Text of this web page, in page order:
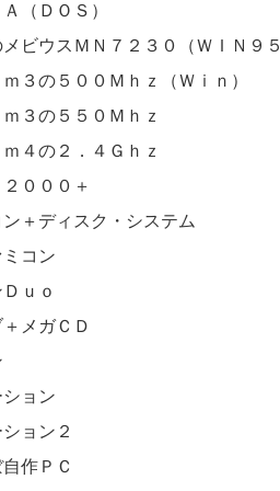
（ＤＯＳ）
メビウスＭＮ７２３０（ＷＩＮ９
３の５００Ｍｈｚ（Ｗｉｎ）
３の５５０Ｍｈｚ
４の２．４Ｇｈｚ
０００＋
ン＋ディスク・システム
ミコン
ｕｏ
メガＣＤ
ション
ョン２
作ＰＣ